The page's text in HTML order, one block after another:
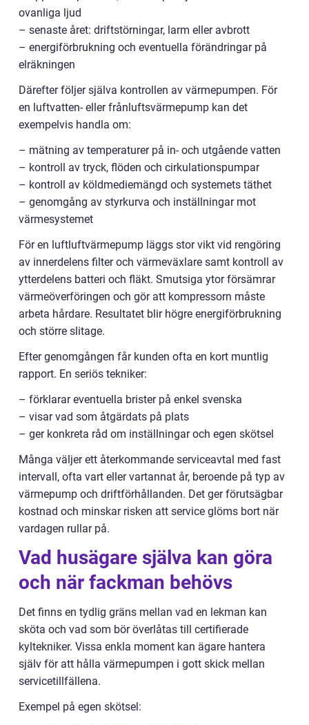
ovanliga ljud
– senaste året: driftstörningar, larm eller avbrott
– energiförbrukning och eventuella förändringar på
elräkningen
Därefter följer själva kontrollen av värmepumpen. För
en luftvatten- eller frånluftsvärmepump kan det
exempelvis handla om:
– mätning av temperaturer på in- och utgående vatten
– kontroll av tryck, flöden och cirkulationspumpar
– kontroll av köldmediemängd och systemets täthet
– genomgång av styrkurva och inställningar mot
värmesystemet
För en luftluftvärmepump läggs stor vikt vid rengöring
av innerdelens filter och värmeväxlare samt kontroll av
ytterdelens batteri och fläkt. Smutsiga ytor försämrar
värmeöverföringen och gör att kompressorn måste
arbeta hårdare. Resultatet blir högre energiförbrukning
och större slitage.
Efter genomgången får kunden ofta en kort muntlig
rapport. En seriös tekniker:
– förklarar eventuella brister på enkel svenska
– visar vad som åtgärdats på plats
– ger konkreta råd om inställningar och egen skötsel
Många väljer ett återkommande serviceavtal med fast
intervall, ofta vart eller vartannat år, beroende på typ av
värmepump och driftförhållanden. Det ger förutsägbar
kostnad och minskar risken att service glöms bort när
vardagen rullar på.
Vad husägare själva kan göra
och när fackman behövs
Det finns en tydlig gräns mellan vad en lekman kan
sköta och vad som bör överlåtas till certifierade
kyltekniker. Vissa enkla moment kan ägare hantera
själv för att hålla värmepumpen i gott skick mellan
servicetillfällena.
Exempel på egen skötsel: